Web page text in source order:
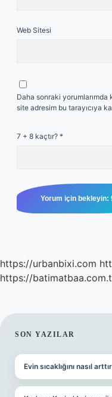
Web Sitesi
Daha sonraki yorumlarımda
site adresim bu tarayıcıya
7 + 8 kaçtır? *
https://urbanbixi.com
https://
SIDEBAR
SON YAZILAR
Evin sıcaklığını nasıl